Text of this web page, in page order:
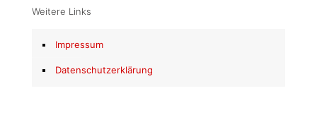
Weitere Links
Impressum
Datenschutzerklärung